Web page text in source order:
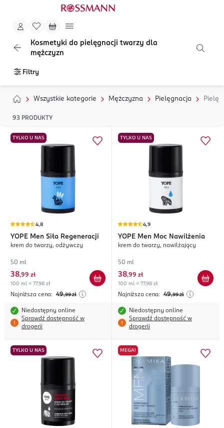
Kosmetyki do pielęgnacji twarzy dla
mężczyzn
Filtry
Wszystkie kategorie Mężczyzna Pielęgnacja
93 PRODUKTY
TYLKO U NAS
4,8
YOPE Men Siła Regeneracji
krem do twarzy, odżywczy
50 ml
38,99 zł
100 ml = 77,98 zł
Najniższa cena: 49,99 zł
Niedostępny online
Sprawdź dostępność w
drogerii
TYLKO U NAS
4,9
YOPE Men Moc Nawilżenia
krem do twarzy, nawilżający
50 ml
38,99 zł
100 ml = 77,98 zł
Najniższa cena: 49,99 zł
Niedostępny online
Sprawdź dostępność w
drogerii
TYLKO U NAS MEGA!